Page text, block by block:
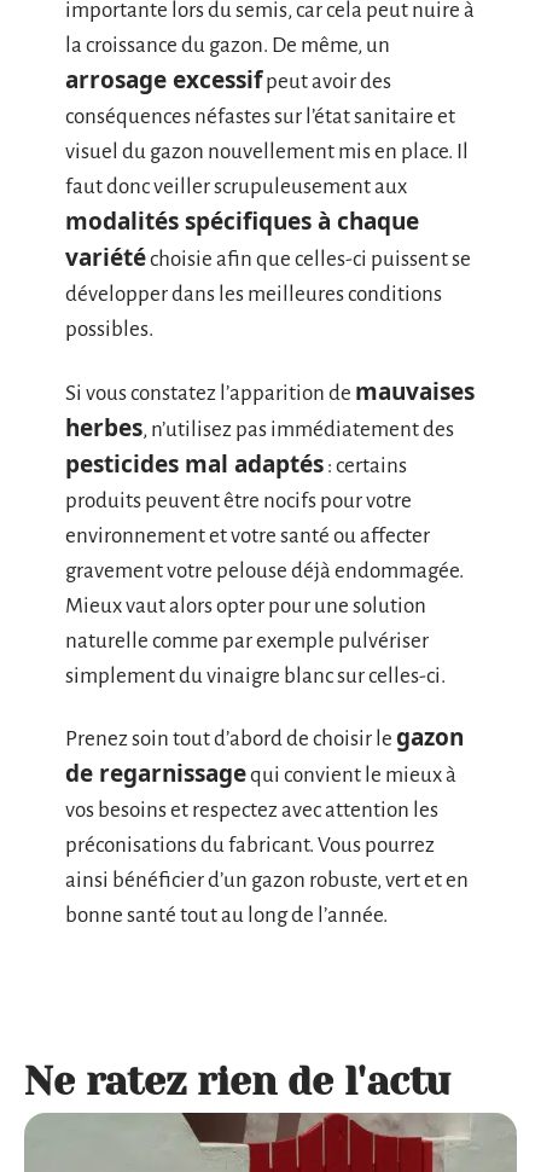
importante lors du semis, car cela peut nuire à
la croissance du gazon. De même, un
arrosage excessifpeut avoir des
conséquences néfastes sur l’état sanitaire et
visuel du gazon nouvellement mis en place. Il
faut donc veiller scrupuleusement aux
modalités spécifiques à chaque
variétéchoisie afin que celles-ci puissent se
développer dans les meilleures conditions
possibles.
Si vous constatez l’apparition de mauvaises
herbes, n’utilisez pas immédiatement des
pesticides mal adaptés : certains
produits peuvent être nocifs pour votre
environnement et votre santé ou affecter
gravement votre pelouse déjà endommagée.
Mieux vaut alors opter pour une solution
naturelle comme par exemple pulvériser
simplement du vinaigre blanc sur celles-ci.
Prenez soin tout d’abord de choisir le gazon
de regarnissagequi convient le mieux à
vos besoins et respectez avec attention les
préconisations du fabricant. Vous pourrez
ainsi bénéficier d’un gazon robuste, vert et en
bonne santé tout au long de l’année.
Ne ratez rien de l'actu